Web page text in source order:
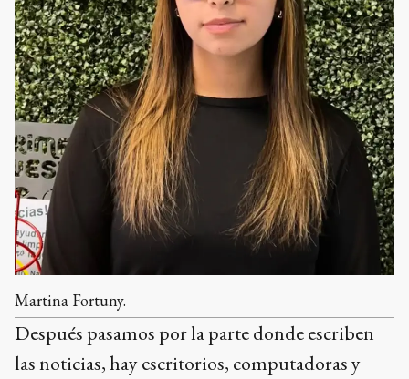
Martina Fortuny.
Después pasamos por la parte donde escriben
las noticias, hay escritorios, computadoras y